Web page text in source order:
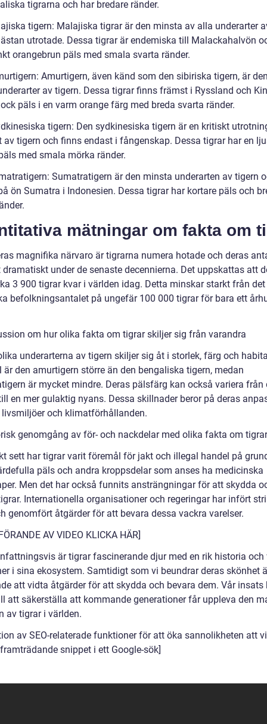
tigrarna och har bredare ränder.
tigern: Malajiska tigrar är den minsta av alla underarter
utrotade. Dessa tigrar är endemiska till Malackahalvön
orangebrun päls med smala svarta ränder.
Amurtigern, även känd som den sibiriska tigern, är
av tigern. Dessa tigrar finns främst i Ryssland och
päls i en varm orange färg med breda svarta ränder.
tigern: Den sydkinesiska tigern är en kritiskt
av tigern och finns endast i fångenskap. Dessa tigrar har en
med smala mörka ränder.
Sumatratigern är den minsta underarten av tigern
ön Sumatra i Indonesien. Dessa tigrar har kortare päls och
mätningar om fakta om
magnifika närvaro är tigrarna numera hotade och deras
under de senaste decennierna. Det uppskattas att
3 900 tigrar kvar i världen idag. Detta minskar starkt från det
befolkningsantalet på ungefär 100 000 tigrar för bara ett
om hur olika fakta om tigrar skiljer sig från varandra
underarterna av tigern skiljer sig åt i storlek, färg och
är den amurtigern större än den bengaliska tigern, medan
är mycket mindre. Deras pälsfärg kan också variera från
en mer gulaktig nyans. Dessa skillnader beror på deras
och klimatförhållanden.
genomgång av för- och nackdelar med olika fakta om tigrar
sett har tigrar varit föremål för jakt och illegal handel på
päls och andra kroppsdelar som anses ha medicinska
Men det har också funnits ansträngningar för att skydda
Internationella organisationer och regeringar har infört
genomfört åtgärder för att bevara dessa vackra varelser.
AV VIDEO KLICKA HÄR]
är tigrar fascinerande djur med en rik historia och
i sina ekosystem. Samtidigt som vi beundrar deras skönhet
att vidta åtgärder för att skydda och bevara dem. Vår insats
att säkerställa att kommande generationer får uppleva den
av tigrar i världen.
av SEO-relaterade funktioner för att öka sannolikheten att
snippet i ett Google-sök]